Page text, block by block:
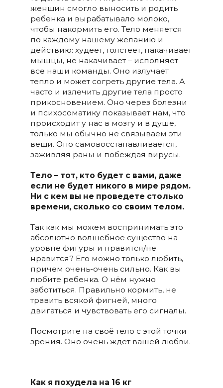
женщин смогло выносить и родить
ребенка и вырабатывало молоко,
чтобы накормить его. Тело меняется
по каждому нашему желанию и
действию: худеет, толстеет, накачивает
мышцы, не накачивает – исполняет
все наши команды. Оно излучает
тепло и может согреть другие тела. А
часто и излечить другие тела просто
прикосновением. Оно через болезни
и психосоматику показывает нам, что
происходит у нас в мозгу и в душе,
только мы обычно не связываем эти
вещи. Оно самовосстанавливается,
заживляя раны и побеждая вирусы.
Тело – тот, кто будет с вами, даже
если не будет никого в мире рядом.
Ни с кем вы не проведете столько
времени, сколько со своим телом.
Так как мы можем воспринимать это
абсолютно волшебное существо на
уровне фигуры и нравится/не
нравится? Его можно только любить,
причем очень-очень сильно. Как вы
любите ребенка. О нём нужно
заботиться. Правильно кормить, не
травить всякой фигней, много
двигаться и чувствовать его сигналы.
Посмотрите на своё тело с этой точки
зрения. Оно очень ждет вашей любви.
Как я похудела на 16 кг